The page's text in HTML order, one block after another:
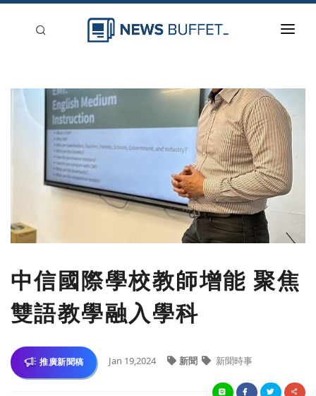
新聞稿分類
登入
刊登
中信國際學校教師增能 聚焦
雙語教學融入學科
推廣新聞稿 Jan 19,2024 新聞 新聞時事